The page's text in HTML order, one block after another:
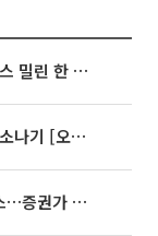
[베스트&워스트] 삼성전자·SK하이닉스 밀린 한 주…상상인증권은 85% 급등
35도 안팎 무더위 이어져…전국 곳곳 소나기 [오늘 날씨]
'불안과 기대 사이' 널뛰는 SK하이닉스…증권가 "HBM4·LTA 기반 펀터멘털 견고"